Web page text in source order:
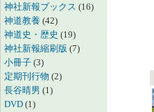
神社新報ブックス (16)
神道教養 (42)
神道史・歴史 (19)
神社新報縮刷版 (7)
小冊子 (3)
定期刊行物 (2)
長谷晴男 (1)
DVD (1)